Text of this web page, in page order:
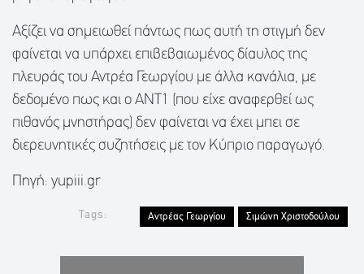
Αξίζει να σημειωθεί πάντως πως αυτή τη στιγμή δεν
φαίνεται να υπάρχει επιβεβαιωμένος δίαυλος της
πλευράς του Αντρέα Γεωργίου με άλλα κανάλια, με
δεδομένο πως και ο ΑΝΤ1 (που είχε αναφερθεί ως
πιθανός μνηστήρας) δεν φαίνεται να έχει μπει σε
διερευνητικές συζητήσεις με τον Κύπριο παραγωγό.
Πηγή: yupiii.gr
Tags: Αντρέας Γεωργίου Σιμώνη Χριστοδούλου